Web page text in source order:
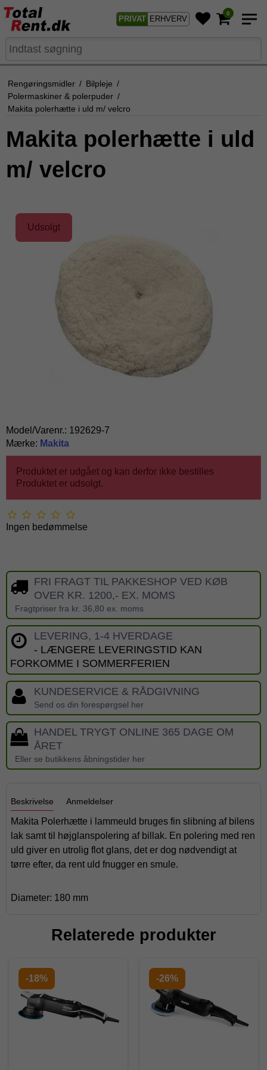
PRIVAT ERHVERV
0
Rengøringsmidler / Bilpleje /
Polermaskiner & polerpuder /
Makita polerhætte i uld m/ velcro
Makita polerhætte i uld
m/ velcro
Udsolgt
Model/Varenr.: 192629-7
Mærke: Makita
Produktet er udgået og kan derfor ikke bestilles
Produktet er udsolgt.
Ingen bedømmelse
FRI FRAGT TIL PAKKESHOP VED KØB
OVER KR. 1200,- EX. MOMS
Fragtpriser fra kr. 36,80 ex. moms
LEVERING, 1-4 HVERDAGE
- LÆNGERE LEVERINGSTID KAN
FORKOMME I SOMMERFERIEN
KUNDESERVICE & RÅDGIVNING
Send os din forespørgsel her
HANDEL TRYGT ONLINE 365 DAGE OM
ÅRET
Eller se butikkens åbningstider her
Beskrivelse Anmeldelser
Makita Polerhætte i lammeuld bruges fin slibning af bilens
lak samt til højglanspolering af billak. En polering med ren
uld giver en utrolig flot glans, det er dog nødvendigt at
tørre efter, da rent uld fnugger en smule.
Diameter: 180 mm
Relaterede produkter
-18% -26%